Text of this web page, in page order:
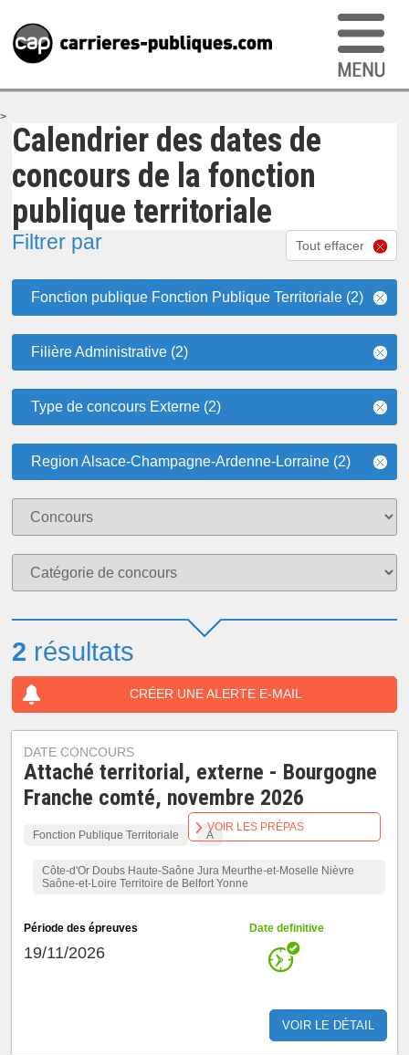
>
Calendrier des dates de
concours de la fonction
publique territoriale
Filtrer par Tout effacer
Fonction publique Fonction Publique Territoriale (2)
Filière Administrative (2)
Type de concours Externe (2)
Region Alsace-Champagne-Ardenne-Lorraine (2)
2 résultats
CRÉER UNE ALERTE E-MAIL
DATE CONCOURS
Attaché territorial, externe - Bourgogne
Franche comté, novembre 2026
Fonction Publique Territoriale A
Côte-d'Or Doubs Haute-Saône Jura Meurthe-et-Moselle Nièvre
Saône-et-Loire Territoire de Belfort Yonne
Période des épreuves
19/11/2026
Date definitive
VOIR LE DÉTAIL
VOIR LES PRÉPAS